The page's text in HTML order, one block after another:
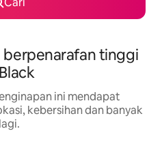
berpenarafan tinggi
ini mendapat
kebersihan dan banyak
lagi.